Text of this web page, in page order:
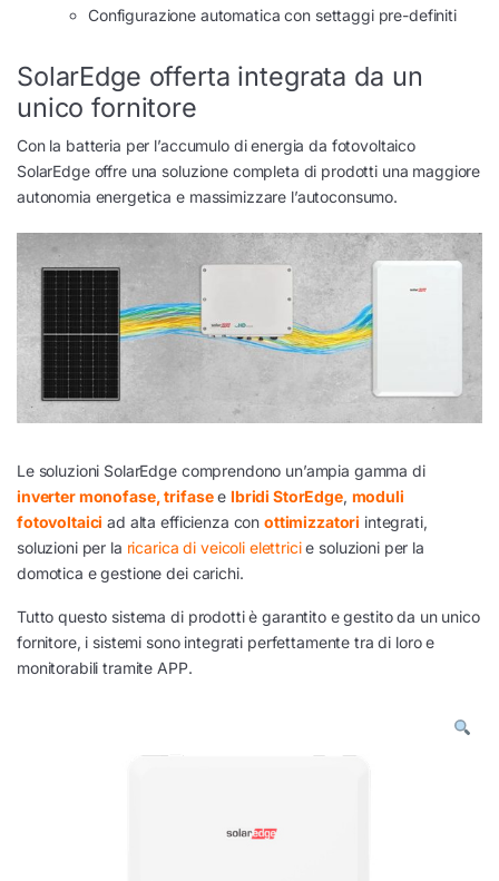
Configurazione automatica con settaggi pre-definiti
SolarEdge offerta integrata da un
unico fornitore
Con la batteria per l’accumulo di energia da fotovoltaico
SolarEdge offre una soluzione completa di prodotti una maggiore
autonomia energetica e massimizzare l’autoconsumo.
Le soluzioni SolarEdge comprendono un’ampia gamma di
inverter monofase, trifasee Ibridi StorEdge, moduli
fotovoltaici ad alta efficienza con ottimizzatori integrati,
soluzioni per la ricarica di veicoli elettricie soluzioni per la
domotica e gestione dei carichi.
Tutto questo sistema di prodotti è garantito e gestito da un unico
fornitore, i sistemi sono integrati perfettamente tra di loro e
monitorabili tramite APP.